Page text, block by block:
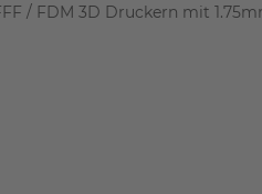
/ FDM 3D Druckern mit